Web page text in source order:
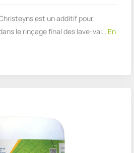
est un additif pour
le rinçage final des lave-vai… En